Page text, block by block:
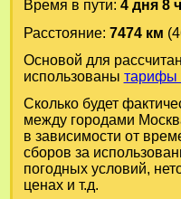
Время в пути: 4 дня 8
Расстояние: 7474 км
Основой для
использованы тарифы
Сколько будет
между городами
в зависимости от
сборов за
погодных условий,
ценах и т.д.